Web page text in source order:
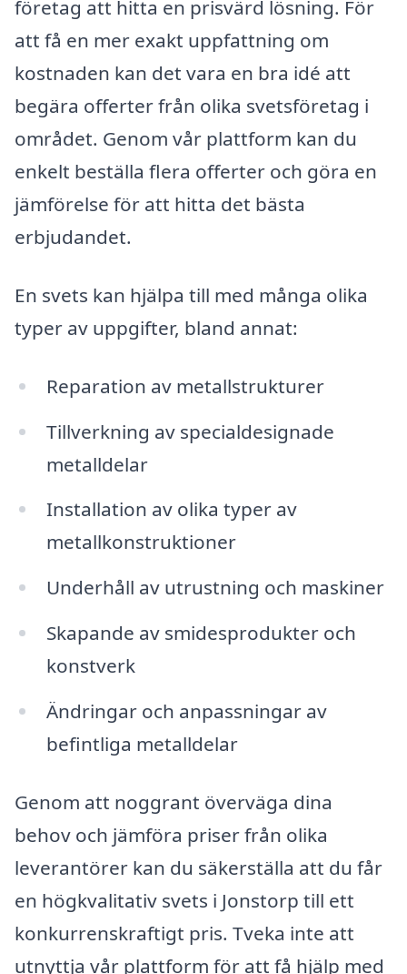
företag att hitta en prisvärd lösning. För
att få en mer exakt uppfattning om
kostnaden kan det vara en bra idé att
begära offerter från olika svetsföretag i
området. Genom vår plattform kan du
enkelt beställa flera offerter och göra en
jämförelse för att hitta det bästa
erbjudandet.
En svets kan hjälpa till med många olika
typer av uppgifter, bland annat:
Reparation av metallstrukturer
Tillverkning av specialdesignade
metalldelar
Installation av olika typer av
metallkonstruktioner
Underhåll av utrustning och maskiner
Skapande av smidesprodukter och
konstverk
Ändringar och anpassningar av
befintliga metalldelar
Genom att noggrant överväga dina
behov och jämföra priser från olika
leverantörer kan du säkerställa att du får
en högkvalitativ svets i Jonstorp till ett
konkurrenskraftigt pris. Tveka inte att
utnyttja vår plattform för att få hjälp med